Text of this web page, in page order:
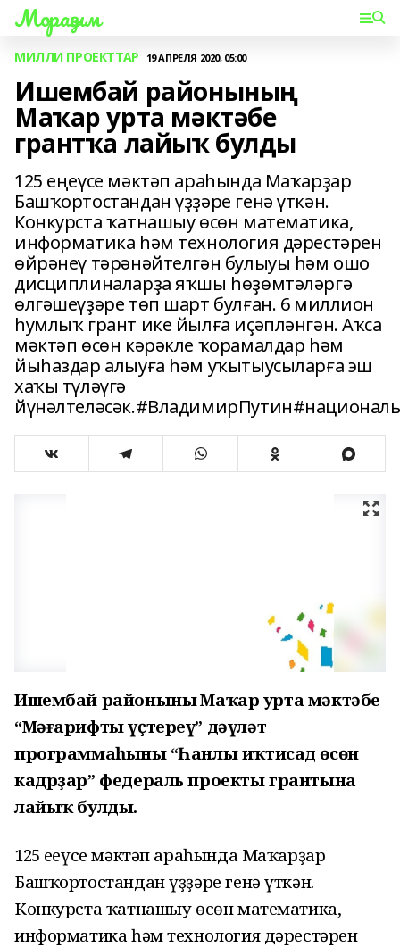
Мораҙым
МИЛЛИ ПРОЕКТТАР 19 АПРЕЛЯ 2020, 05:00
Ишембай районының
Маҡар урта мәктәбе
грантҡа лайыҡ булды
125 еңеүсе мәктәп араһында Маҡарҙар
Башҡортостандан үҙҙәре генә үткән.
Конкурста ҡатнашыу өсөн математика,
информатика һәм технология дәрестәрен
өйрәнеү тәрәнәйтелгән булыуы һәм ошо
дисциплиналарҙа яҡшы һөҙөмтәләргә
өлгәшеүҙәре төп шарт булған. 6 миллион
һумлыҡ грант ике йылға иҫәпләнгән. Аҡса
мәктәп өсөн кәрәкле ҡорамалдар һәм
йыһаздар алыуға һәм уҡытыусыларға эш
хаҡы түләүгә
Ишембай районының Маҡар урта мәктәбе
“Мәғарифты үҫтереү” дәүләт
программаһының “Һанлы иҡтисад өсөн
кадрҙар” федераль проекты грантына
лайыҡ булды.
125 еңеүсе мәктәп араһында Маҡарҙар
Башҡортостандан үҙҙәре генә үткән.
Конкурста ҡатнашыу өсөн математика,
информатика һәм технология дәрестәрен